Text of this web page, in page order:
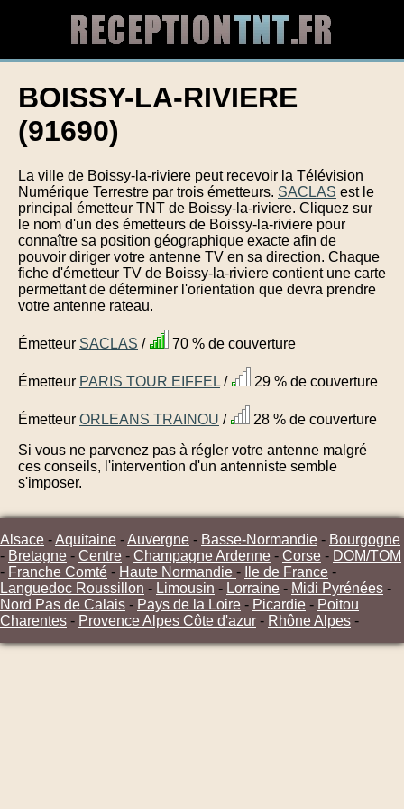
BOISSY-LA-RIVIERE
(91690)
La ville de Boissy-la-riviere peut recevoir la Télévision
Numérique Terrestre par trois émetteurs. SACLAS est le
principal émetteur TNT de Boissy-la-riviere. Cliquez sur
le nom d'un des émetteurs de Boissy-la-riviere pour
connaître sa position géographique exacte afin de
pouvoir diriger votre antenne TV en sa direction. Chaque
fiche d'émetteur TV de Boissy-la-riviere contient une carte
permettant de déterminer l'orientation que devra prendre
votre antenne rateau.
Émetteur SACLAS / 70 % de couverture
Émetteur PARIS TOUR EIFFEL / 29 % de couverture
Émetteur ORLEANS TRAINOU /
28 % de couverture
Si vous ne parvenez pas à régler votre antenne malgré
ces conseils, l'intervention d'un antenniste semble
s'imposer.
Alsace -Aquitaine -Auvergne - Basse-Normandie - Bourgogne
- Bretagne - Centre - Champagne Ardenne - Corse - DOM/TOM
- Franche Comté - Haute Normandie - Ile de France -
Languedoc Roussillon - Limousin - Lorraine - Midi Pyrénées -
Nord Pas de Calais - Pays de la Loire - Picardie - Poitou
Charentes - Provence Alpes Côte d'azur - Rhône Alpes -